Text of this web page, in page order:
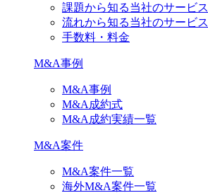
課題から知る当社のサービス
流れから知る当社のサービス
手数料・料金
M&A事例
M&A事例
M&A成約式
M&A成約実績一覧
M&A案件
M&A案件一覧
海外M&A案件一覧